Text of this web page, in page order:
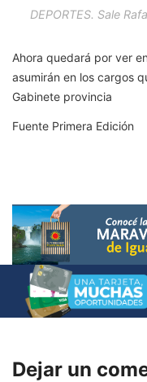
DEPORTES. Sale
Ahora quedará por ver
asumirán en los cargos
Gabinete provincia
Fuente Primera Edición
Dejar un